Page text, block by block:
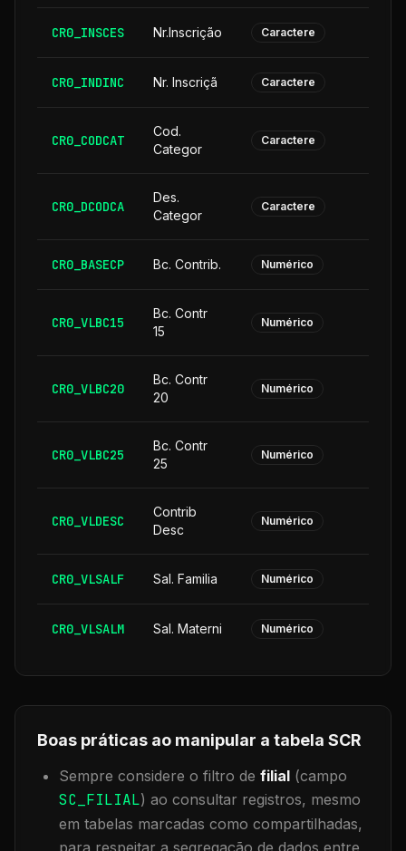
CR0_INSCES Nr.Inscrição Caractere
CR0_INDINC Nr. Inscriçã Caractere
CR0_CODCAT
Cod.
Categor
Caractere
CR0_DCODCA
Des.
Categor
Caractere
CR0_BASECP Bc. Contrib. Numérico
CR0_VLBC15
Bc. Contr
15
Numérico
CR0_VLBC20
Bc. Contr
20
Numérico
CR0_VLBC25
Bc. Contr
25
Numérico
CR0_VLDESC
Contrib
Desc
Numérico
CR0_VLSALF Sal. Familia Numérico
CR0_VLSALM Sal. Materni Numérico
Boas práticas ao manipular a tabela SCR
Sempre considere o filtro de filial (campo
SC_FILIAL) ao consultar registros, mesmo
em tabelas marcadas como compartilhadas,
para respeitar a segregação de dados entre